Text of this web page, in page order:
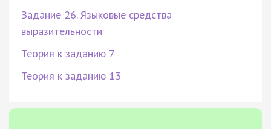
Задание 26. Языковые средства
выразительности
Теория к заданию 7
Теория к заданию 13